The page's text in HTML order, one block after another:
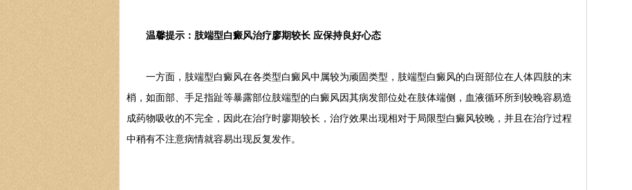
温馨提示：肢端型白癜风治疗廖期较长 应保持良好心态
一方面，肢端型白癜风在各类型白癜风中属较为顽固类型，肢端型白癜风的白斑部位在人体四肢的末
梢，如面部、手足指趾等暴露部位肢端型的白癜风因其病发部位处在肢体端侧，血液循环所到较晚容易造
成药物吸收的不完全，因此在治疗时廖期较长，治疗效果出现相对于局限型白癜风较晚，并且在治疗过程
中稍有不注意病情就容易出现反复发作。